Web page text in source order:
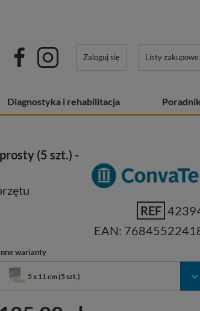
Zaloguj się Listy zakupowe
Diagnostyka i rehabilitacja
(5 szt.) -
REF
EAN:
warianty
5 x 11 cm (5 szt.)